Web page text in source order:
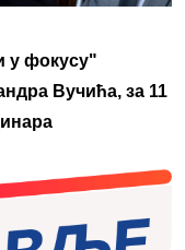
у фокусу"
Вучића, за 11